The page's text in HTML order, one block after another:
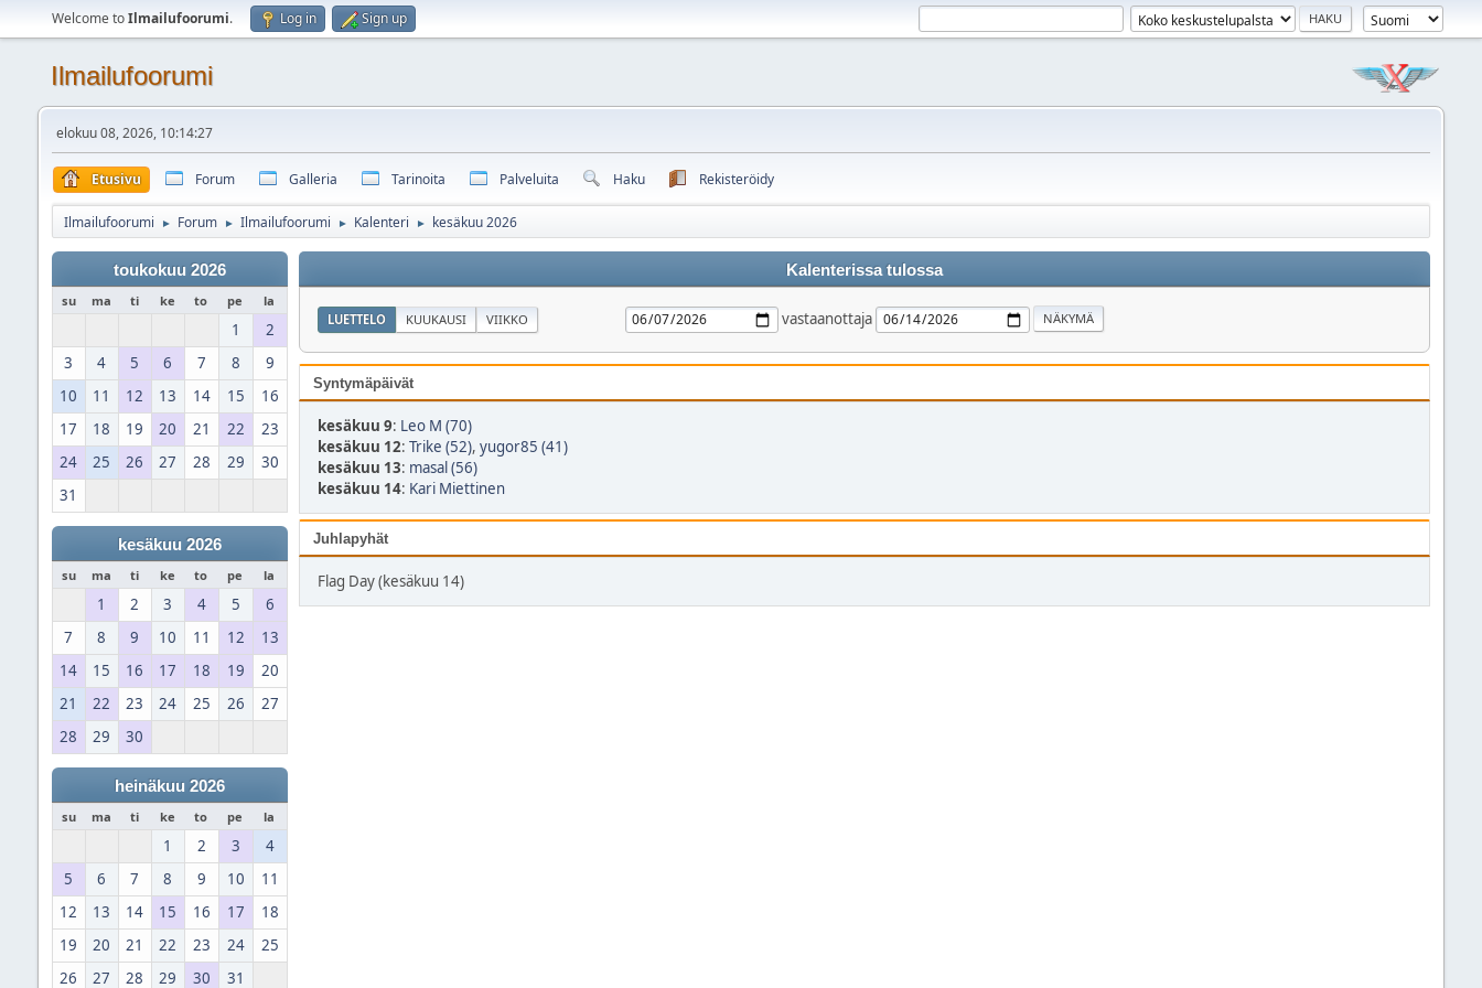
Welcome toIlmailufoorumi. Log in Sign up
Ilmailufoorumi
elokuu 08, 2026, 10:14:27
Etusivu Forum Galleria Tarinoita Palveluita Haku Rekisteröidy
Ilmailufoorumi ► Forum ► Ilmailufoorumi ► Kalenteri ► kesäkuu 2026
toukokuu 2026
su ma ti ke to pe la
1
2
3
4 5 6 7 8
9
10
11 12 13 14 15
16
17
18 19 20 21 22
23
24
25 26 27 28 29
30
31
kesäkuu 2026
su ma ti ke to pe la
1 2 3 4 5
6
7
8 9 10 11 12
13
14
15 16 17 18 19
20
21
22 23 24 25 26
27
28
29 30
heinäkuu 2026
su ma ti ke to pe la
1 2 3
4
5
6 7 8 9 10
11
12
13 14 15 16 17
18
19
20 21 22 23 24
25
26
27 28 29 30 31
Kalenterissa tulossa
LUETTELO KUUKAUSI VIIKKO vastaanottaja
Syntymäpäivät
kesäkuu 9: Leo M (70)
kesäkuu 12: Trike (52), yugor85 (41)
kesäkuu 13: masal (56)
kesäkuu 14: Kari Miettinen
Juhlapyhät
Flag Day (kesäkuu 14)